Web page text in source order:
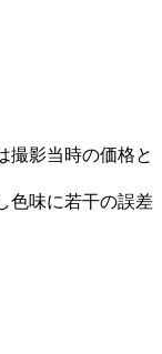
撮影当時の価格と
色味に若干の誤差